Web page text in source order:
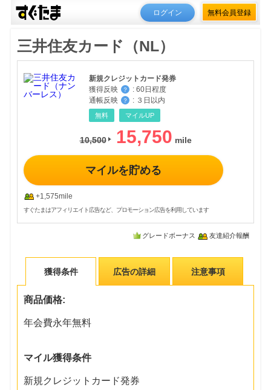
ログイン 無料会員登録
三井住友カード（NL）
新規クレジットカード発券
獲得反映
？ : 60日程度
通帳反映
？ : ３日以内
無料 マイルUP
10,500 15,750
マイルを貯める
+1,575mile
すぐたまはアフィリエイト広告など、プロモーション広告を利用しています
グレードボーナス 友達紹介報酬
獲得条件 広告の詳細 注意事項
商品価格:
年会費永年無料
マイル獲得条件
新規クレジットカード発券